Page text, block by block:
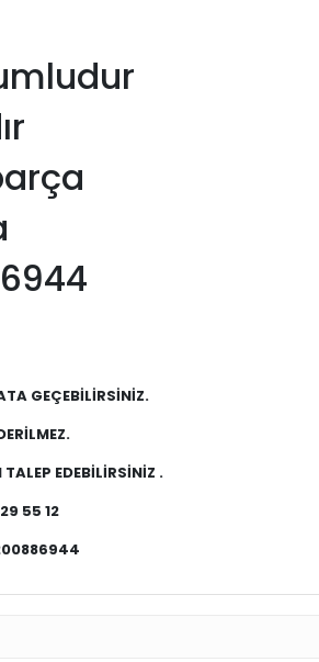
GEÇEBİLİRSİNİZ.
EDEBİLİRSİNİZ .
55 12